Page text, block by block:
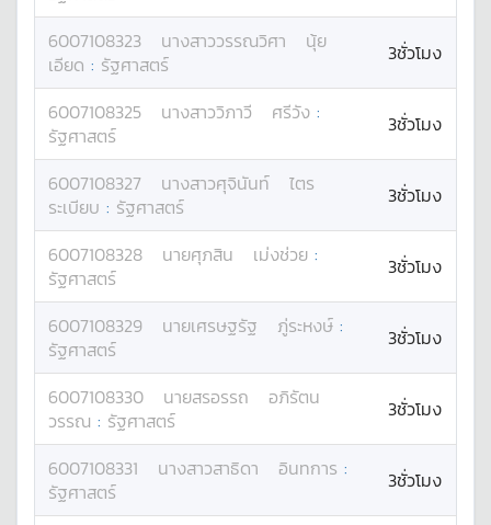
6007108323 นางสาววรรณวิศา
นุ้ย
เอียด : รัฐศาสตร์ 3ชั่วโมง
6007108325 นางสาววิภาวี ศรีวัง :
รัฐศาสตร์
3ชั่วโมง
6007108327 นางสาวศุจินันท์
ไตร
ระเบียบ : รัฐศาสตร์ 3ชั่วโมง
6007108328 นายศุภสิน เม่งช่วย :
รัฐศาสตร์
3ชั่วโมง
6007108329 นายเศรษฐรัฐ ภู่ระหงษ์ :
รัฐศาสตร์
3ชั่วโมง
6007108330 นายสรอรรถ
อภิรัตน
วรรณ : รัฐศาสตร์ 3ชั่วโมง
6007108331 นางสาวสาธิดา อินทการ :
รัฐศาสตร์
3ชั่วโมง